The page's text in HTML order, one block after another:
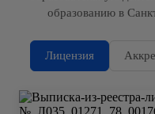
образованию в
Лицензия